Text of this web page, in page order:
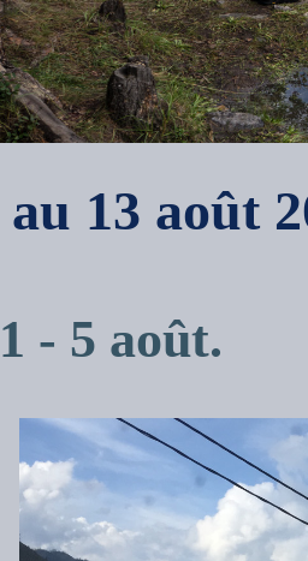
13 août
- 5 août.